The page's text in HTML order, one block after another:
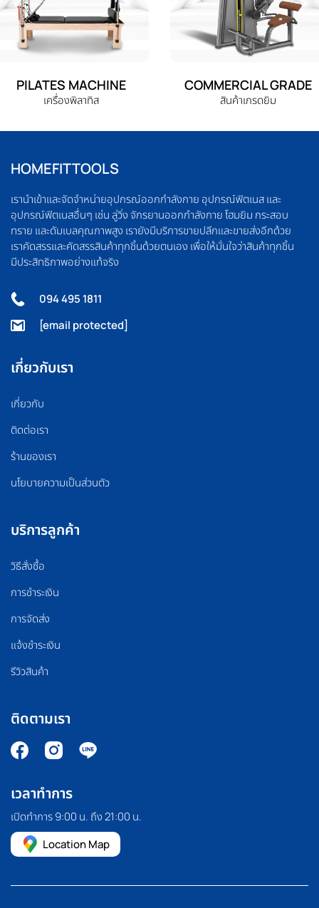
PILATES MACHINE
เครื่องพิลาทิส
COMMERCIAL GRADE
สินค้าเกรดยิม
HOMEFITTOOLS
เรานำเข้าและจัดจำหน่ายอุปกรณ์ออกกำลังกาย อุปกรณ์ฟิตเนส และ
อุปกรณ์ฟิตเนสอื่นๆ เช่น ลู่วิ่ง จักรยานออกกำลังกาย โฮมยิม กระสอบ
ทราย และดัมเบลคุณภาพสูง เรายังมีบริการขายปลีกและขายส่งอีกด้วย
เราคัดสรรและคัดสรรสินค้าทุกชิ้นด้วยตนเอง เพื่อให้มั่นใจว่าสินค้าทุกชิ้น
มีประสิทธิภาพอย่างแท้จริง
094 495 1811
[email protected]
เกี่ยวกับเรา
เกี่ยวกับ
ติดต่อเรา
ร้านของเรา
นโยบายความเป็นส่วนตัว
บริการลูกค้า
วิธีสั่งซื้อ
การชำระเงิน
การจัดส่ง
แจ้งชำระเงิน
รีวิวสินค้า
ติดตามเรา
เวลาทำการ
เปิดทำการ 9:00 น. ถึง 21:00 น.
Location Map